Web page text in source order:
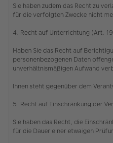
Sie haben zudem das Recht zu
für die verfolgten Zwecke nicht
4. Recht auf Unterrichtung (Art.
Haben Sie das Recht auf
personenbezogenen Daten
unverhältnismäßigen Aufwand
Ihnen steht gegenüber dem
5. Recht auf Einschränkung der
Sie haben das Recht, die
für die Dauer einer etwaigen